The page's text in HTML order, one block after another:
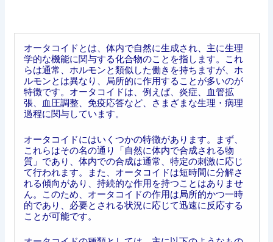
オータコイドとは、体内で自然に生成され、主に生理
学的な機能に関与する化合物のことを指します。これ
らは通常、ホルモンと類似した働きを持ちますが、ホ
ルモンとは異なり、局所的に作用することが多いのが
特徴です。オータコイドは、例えば、炎症、血管拡
張、血圧調整、免疫応答など、さまざまな生理・病理
過程に関与しています。
オータコイドにはいくつかの特徴があります。まず、
これらはその名の通り「自然に体内で合成される物
質」であり、体内での合成は通常、特定の刺激に応じ
て行われます。また、オータコイドは短時間に分解さ
れる傾向があり、持続的な作用を持つことはありませ
ん。このため、オータコイドの作用は局所的かつ一時
的であり、必要とされる状況に応じて迅速に反応する
ことが可能です。